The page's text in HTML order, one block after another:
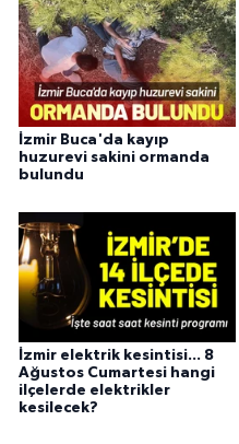
İzmir Buca'da kayıp
huzurevi sakini ormanda
bulundu
İzmir elektrik kesintisi... 8
Ağustos Cumartesi hangi
ilçelerde elektrikler
kesilecek?